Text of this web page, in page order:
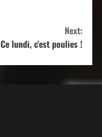
Next:
Ce lundi, c’est poulies !